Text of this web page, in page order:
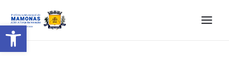
Barra de Ferramentas Aberta